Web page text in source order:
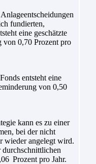
fundierten,
eine geschätzte
von 0,70 Prozent pro
entsteht eine
von 0,50
kann es zu einer
bei der nicht
wieder angelegt wird.
durchschnittlichen
Prozent pro Jahr.